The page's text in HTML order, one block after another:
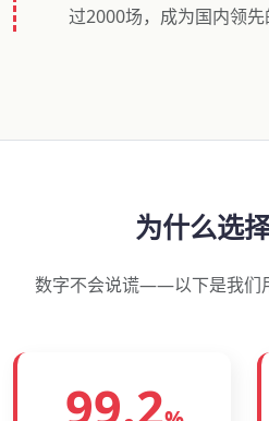
过2000场，成为国内领先
为什么选
数字不会说谎——以下是我们
99.2